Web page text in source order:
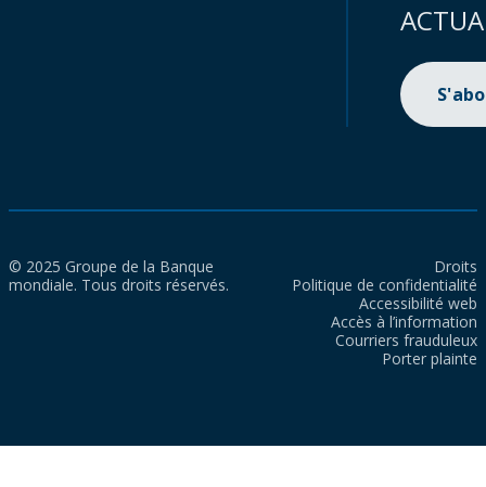
© 2025 Groupe de la Banque
mondiale. Tous droits réservés.
Droits
Politique de confidentialité
Accessibilité web
Accès à l’information
Courriers frauduleux
Porter plainte